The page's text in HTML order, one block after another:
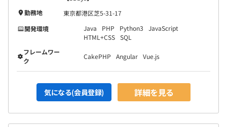
勤務地
東京都港区芝5-31-17
開発環境
Java PHP Python3
JavaScript
HTML+CSS SQL
フレームワー
ク
CakePHP Angular Vue.js
気になる(会員登録) 詳細を見る